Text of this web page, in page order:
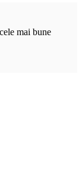
mai bune